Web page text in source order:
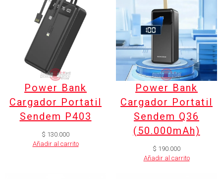
Power Bank
Cargador Portatil
Sendem P403
$ 130.000
Añadir al carrito
Power Bank
Cargador Portatil
Sendem Q36
(50.000mAh)
$ 190.000
Añadir al carrito